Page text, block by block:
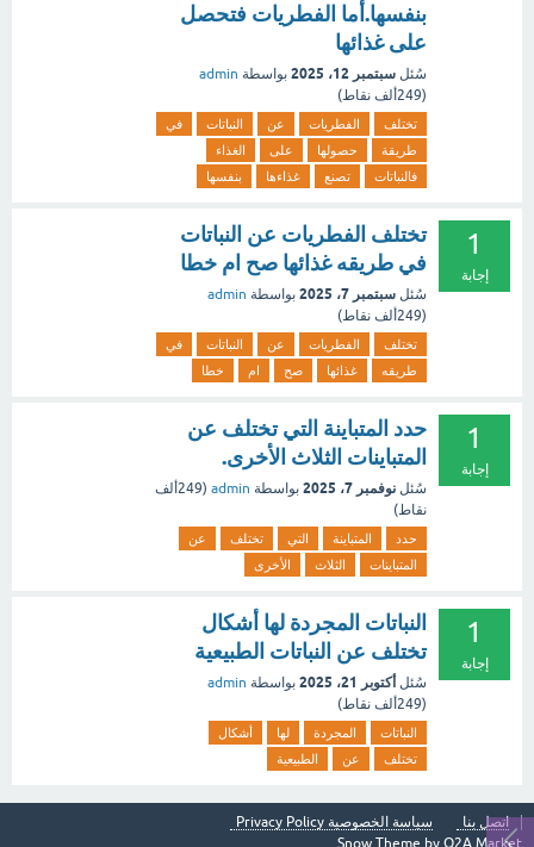
بنفسها.أما الفطريات فتحصل
على غذائها
سُئل سبتمبر 12، 2025 بواسطة admin
(249ألف نقاط)
تختلف الفطريات عن النباتات
في
طريقة
حصولها على
الغذاء
فالنباتات
تصنع غذاءها بنفسها
1
إجابة
تختلف الفطريات عن النباتات
في طريقه غذائها صح ام خطا
سُئل سبتمبر 7، 2025 بواسطة admin
(249ألف نقاط)
تختلف الفطريات عن النباتات
في
طريقه
غذائها صح ام خطا
1
إجابة
حدد المتباينة التي تختلف عن
المتباينات الثلاث الأخرى.
سُئل نوفمبر 7، 2025 بواسطة admin
(249ألف
نقاط)
حدد المتباينة التي تختلف
عن
المتباينات
الثلاث الأخرى
1
إجابة
النباتات المجردة لها أشكال
تختلف عن النباتات الطبيعية
سُئل أكتوبر 21، 2025 بواسطة admin
(249ألف نقاط)
النباتات المجردة لها
أشكال
تختلف
عن الطبيعية
اتصل بنا
سياسة الخصوصية Privacy Policy
Snow Theme by Q2A Market